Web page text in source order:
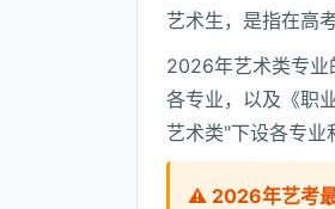
艺术生，是指在高
2026年艺术类专业
各专业，以及《职
艺术类"下设各专业
⚠️ 2026年艺考